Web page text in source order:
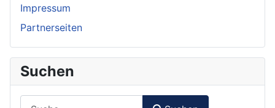
Impressum
Partnerseiten
Suchen